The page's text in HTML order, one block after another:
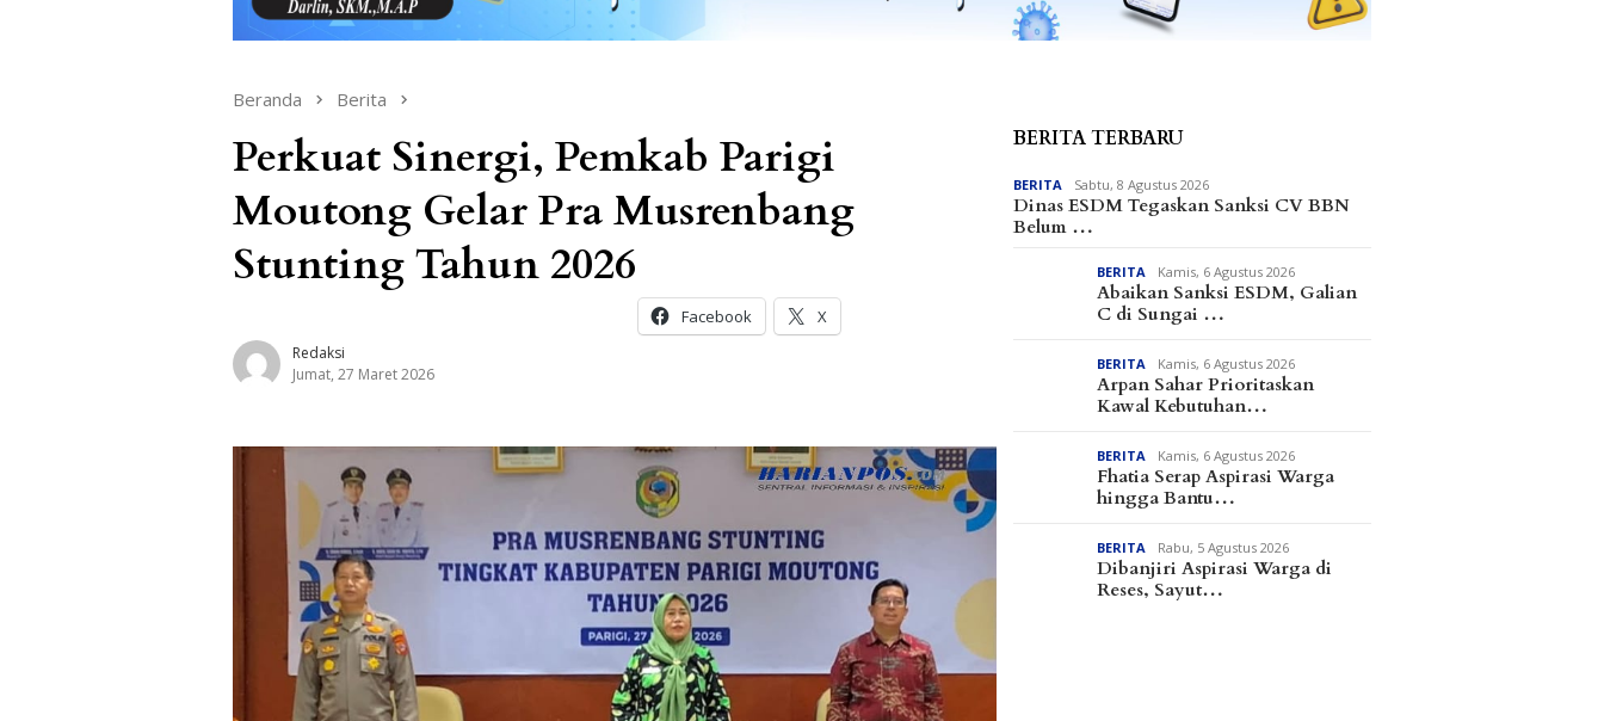
Beranda Berita
Perkuat Sinergi, Pemkab Parigi
Moutong Gelar Pra Musrenbang
Stunting Tahun 2026
Redaksi
Jumat, 27 Maret 2026
Facebook X
BERITA TERBARU
BERITA Sabtu, 8 Agustus 2026
Dinas ESDM Tegaskan Sanksi CV BBN
Belum …
BERITA Kamis, 6 Agustus 2026
Abaikan Sanksi ESDM, Galian
C di Sungai …
BERITA Kamis, 6 Agustus 2026
Arpan Sahar Prioritaskan
Kawal Kebutuhan…
BERITA Kamis, 6 Agustus 2026
Fhatia Serap Aspirasi Warga
hingga Bantu…
BERITA Rabu, 5 Agustus 2026
Dibanjiri Aspirasi Warga di
Reses, Sayut…